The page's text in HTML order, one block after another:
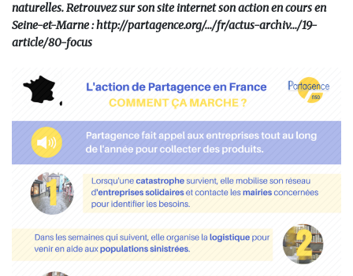
naturelles. Retrouvez sur son site internet son action en cours en
Seine-et-Marne : http://partagence.org/…/fr/actus-archiv…/19-
article/80-focus